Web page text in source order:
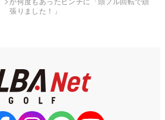
張りました！」